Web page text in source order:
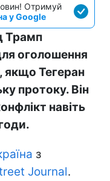
Отримуй
у Google
Трамп
оголошення
якщо Тегеран
протоку. Він
навіть
з
Journal.